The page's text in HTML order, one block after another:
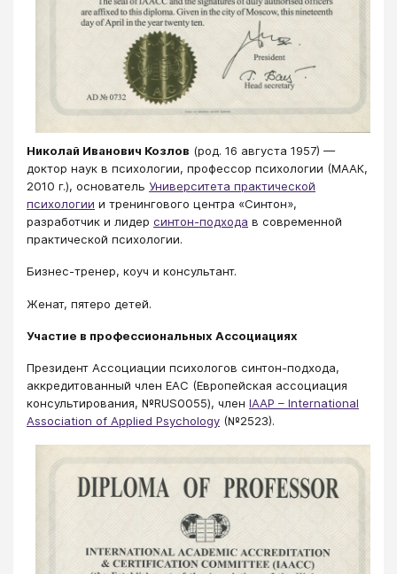
Николай Иванович Козлов (род. 16 августа 1957) —
доктор наук в психологии, профессор психологии (МААК,
2010 г.), основатель Университета практической
психологии и тренингового центра «Синтон»,
разработчик и лидер синтон-подхода в современной
практической психологии.
Бизнес-тренер, коуч и консультант.
Женат, пятеро детей.
Участие в профессиональных Ассоциациях
Президент Ассоциации психологов синтон-подхода,
аккредитованный член ЕАС (Европейская ассоциация
консультирования, №RUS0055), член IAAP – International
Association of Applied Psychology (№2523).